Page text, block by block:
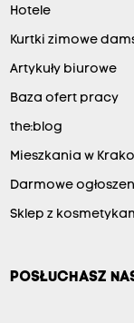
Hotele
Kurtki zimowe
Artykuły biurowe
Baza ofert pracy
the:blog
Mieszkania w
Darmowe
Sklep z
POSŁUCHASZ